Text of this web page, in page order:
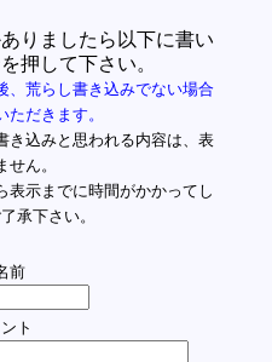
りましたら以下に書い
押して下さい。
、荒らし書き込みでない場合
ただきます。
き込みと思われる内容は、表
せん。
表示までに時間がかかってし
承下さい。
前
ト